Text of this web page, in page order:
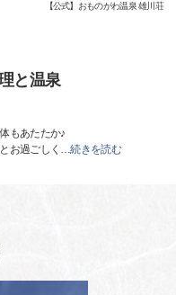
【公式】おものがわ温泉 雄川荘
と温泉
もあたたか♪
お過ごしく …続きを読む